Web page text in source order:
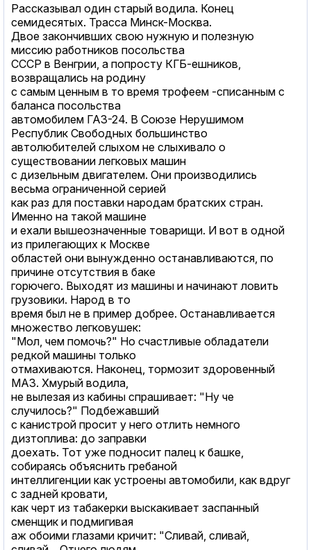
Рассказывал один старый водила. Конец
семидесятых. Трасса Минск-Москва.
Двое закончивших свою нужную и полезную
миссию работников посольства
СССР в Венгрии, а попросту КГБ-ешников,
возвращались на родину
с самым ценным в то время трофеем -списанным с
баланса посольства
автомобилем ГАЗ-24. В Союзе Нерушимом
Республик Свободных большинство
автолюбителей слыхом не слыхивало о
существовании легковых машин
с дизельным двигателем. Они производились
весьма ограниченной серией
как раз для поставки народам братских стран.
Именно на такой машине
и ехали вышеозначенные товарищи. И вот в одной
из прилегающих к Москве
областей они вынужденно останавливаются, по
причине отсутствия в баке
горючего. Выходят из машины и начинают ловить
грузовики. Народ в то
время был не в пример добрее. Останавливается
множество легковушек:
"Мол, чем помочь?" Но счастливые обладатели
редкой машины только
отмахиваются. Наконец, тормозит здоровенный
МАЗ. Хмурый водила,
не вылезая из кабины спрашивает: "Ну че
случилось?" Подбежавший
с канистрой просит у него отлить немного
дизтоплива: до заправки
доехать. Тот уже подносит палец к башке,
собираясь объяснить гребаной
интеллигенции как устроены автомобили, как вдруг
с задней кровати,
как черт из табакерки выскакивает заспанный
сменщик и подмигивая
аж обоими глазами кричит: "Сливай, сливай,